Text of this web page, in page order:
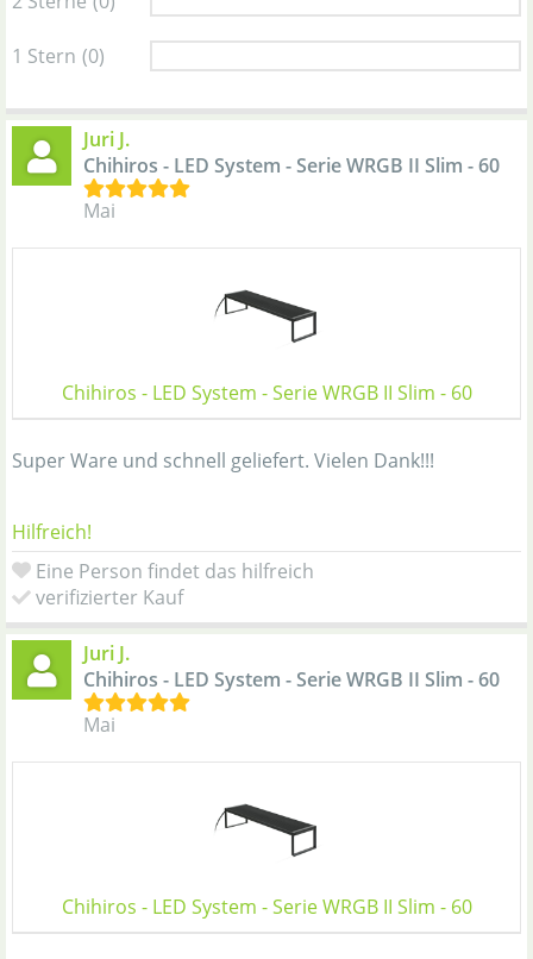
1 Stern (0)
Juri J.
Chihiros - LED System - Serie WRGB II Slim - 60
Mai
Chihiros - LED System - Serie WRGB II Slim - 60
Super Ware und schnell geliefert. Vielen Dank!!!
Hilfreich!
Eine Person findet das hilfreich
verifizierter Kauf
Juri J.
Chihiros - LED System - Serie WRGB II Slim - 60
Mai
Chihiros - LED System - Serie WRGB II Slim - 60